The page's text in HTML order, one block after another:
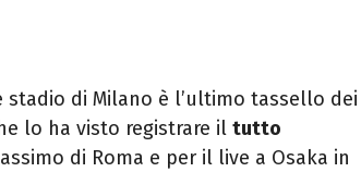
di Milano è l’ultimo tassello dei
lo ha visto registrare il tutto
di Roma e per il live a Osaka in